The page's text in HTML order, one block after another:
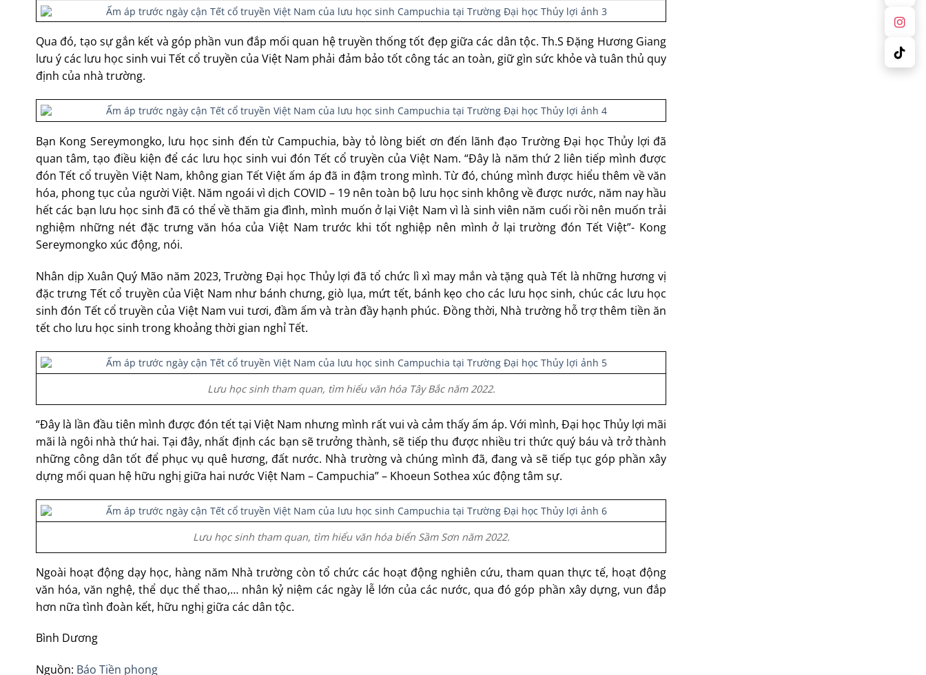
Qua đó, tạo sự gắn kết và góp phần vun đắp mối quan hệ truyền thống tốt đẹp giữa các dân tộc. Th.S Đặng Hương Giang
lưu ý các lưu học sinh vui Tết cổ truyền của Việt Nam phải đảm bảo tốt công tác an toàn, giữ gìn sức khỏe và tuân thủ quy
định của nhà trường.
Bạn Kong Sereymongko, lưu học sinh đến từ Campuchia, bày tỏ lòng biết ơn đến lãnh đạo Trường Đại học Thủy lợi đã
quan tâm, tạo điều kiện để các lưu học sinh vui đón Tết cổ truyền của Việt Nam. “Đây là năm thứ 2 liên tiếp mình được
đón Tết cổ truyền Việt Nam, không gian Tết Việt ấm áp đã in đậm trong mình. Từ đó, chúng mình được hiểu thêm về văn
hóa, phong tục của người Việt. Năm ngoái vì dịch COVID – 19 nên toàn bộ lưu học sinh không về được nước, năm nay hầu
hết các bạn lưu học sinh đã có thể về thăm gia đình, mình muốn ở lại Việt Nam vì là sinh viên năm cuối rồi nên muốn trải
nghiệm những nét đặc trưng văn hóa của Việt Nam trước khi tốt nghiệp nên mình ở lại trường đón Tết Việt”- Kong
Sereymongko xúc động, nói.
Nhân dịp Xuân Quý Mão năm 2023, Trường Đại học Thủy lợi đã tổ chức lì xì may mắn và tặng quà Tết là những hương vị
đặc trưng Tết cổ truyền của Việt Nam như bánh chưng, giò lụa, mứt tết, bánh kẹo cho các lưu học sinh, chúc các lưu học
sinh đón Tết cổ truyền của Việt Nam vui tươi, đầm ấm và tràn đầy hạnh phúc. Đồng thời, Nhà trường hỗ trợ thêm tiền ăn
tết cho lưu học sinh trong khoảng thời gian nghỉ Tết.
Lưu học sinh tham quan, tìm hiểu văn hóa Tây Bắc năm 2022.
“Đây là lần đầu tiên mình được đón tết tại Việt Nam nhưng mình rất vui và cảm thấy ấm áp. Với mình, Đại học Thủy lợi mãi
mãi là ngôi nhà thứ hai. Tại đây, nhất định các bạn sẽ trưởng thành, sẽ tiếp thu được nhiều tri thức quý báu và trở thành
những công dân tốt để phục vụ quê hương, đất nước. Nhà trường và chúng mình đã, đang và sẽ tiếp tục góp phần xây
dựng mối quan hệ hữu nghị giữa hai nước Việt Nam – Campuchia” – Khoeun Sothea xúc động tâm sự.
Lưu học sinh tham quan, tìm hiểu văn hóa biển Sầm Sơn năm 2022.
Ngoài hoạt động dạy học, hàng năm Nhà trường còn tổ chức các hoạt động nghiên cứu, tham quan thực tế, hoạt động
văn hóa, văn nghệ, thể dục thể thao,… nhân kỷ niệm các ngày lễ lớn của các nước, qua đó góp phần xây dựng, vun đắp
hơn nữa tình đoàn kết, hữu nghị giữa các dân tộc.
Bình Dương
Nguồn: Báo Tiền phong